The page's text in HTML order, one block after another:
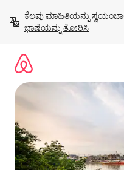
ಹೋಗಿ
ಕೆಲವು ಮಾಹಿತಿಯನ್ನು
ಭಾಷೆಯನ್ನು ತೋರಿಸಿ